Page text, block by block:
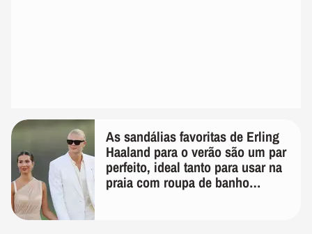
As sandálias favoritas de Erling
Haaland para o verão são um par
perfeito, ideal tanto para usar na
praia com roupa de banho